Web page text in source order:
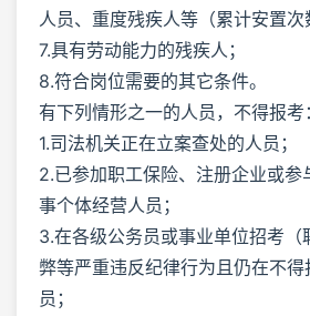
人员、重度残疾人等（累计安置次
7.具有劳动能力的残疾人；
8.符合岗位需要的其它条件。
有下列情形之一的人员，不得报考：
1.司法机关正在立案查处的人员；
2.已参加职工保险、注册企业或参
事个体经营人员；
3.在各级公务员或事业单位招考（
弊等严重违反纪律行为且仍在不得
员；